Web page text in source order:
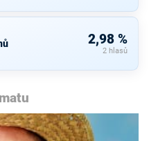
2,98 %
2 hlasů